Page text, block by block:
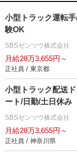
小型トラック運転
験OK
SBSゼンツウ株式会社
月給28万3,655円～
正社員 / 東京都
小型トラック配送
ート/日勤/土日休み
SBSゼンツウ株式会社
月給28万3,655円～
正社員 / 神奈川県